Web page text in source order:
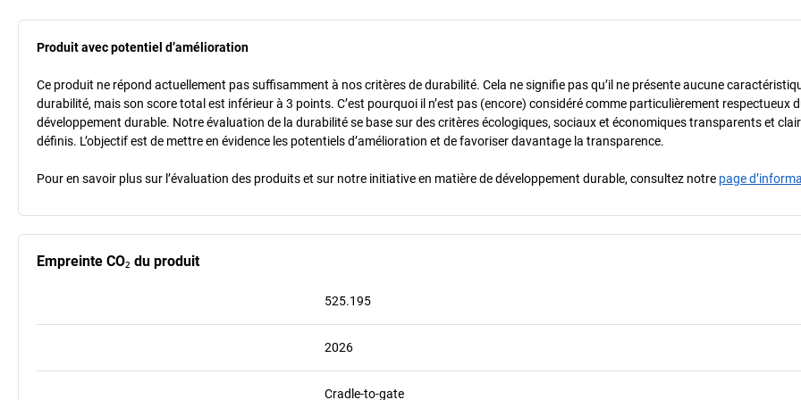
Produit avec potentiel d’amélioration
Ce produit ne répond actuellement pas suffisamment à nos critères de durabilité. Cela ne signifie pas qu’il ne présente aucune
durabilité, mais son score total est inférieur à 3 points. C’est pourquoi il n’est pas (encore) considéré comme particulièrement respectueux
développement durable. Notre évaluation de la durabilité se base sur des critères écologiques, sociaux et économiques transparents et
définis. L’objectif est de mettre en évidence les potentiels d’amélioration et de favoriser davantage la transparence.
Pour en savoir plus sur l’évaluation des produits et sur notre initiative en matière de développement durable, consultez notre page
Empreinte CO₂ du produit
525.195
2026
Cradle-to-gate